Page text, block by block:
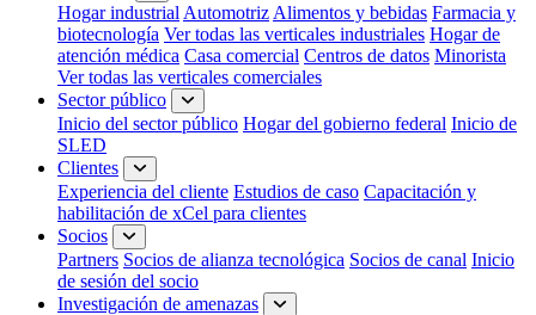
Hogar industrial Automotriz Alimentos y bebidas Farmacia y
biotecnología Ver todas las verticales industriales Hogar de
atención médica Casa comercial Centros de datos Minorista
Ver todas las verticales comerciales
Sector público
Inicio del sector público Hogar del gobierno federal Inicio de
SLED
Clientes
Experiencia del cliente Estudios de caso Capacitación y
habilitación de xCel para clientes
Socios
Partners Socios de alianza tecnológica Socios de canal Inicio
de sesión del socio
Investigación de amenazas